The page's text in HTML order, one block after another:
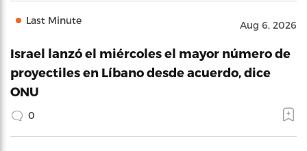
Last Minute Aug 6, 2026
Israel lanzó el miércoles el mayor número de
proyectiles en Líbano desde acuerdo, dice
ONU
0